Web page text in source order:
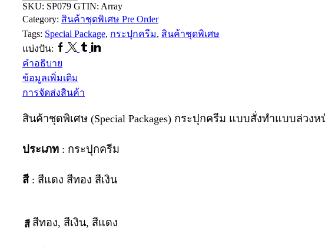
ชุด
พิเศษ
Pre
Order
กระปุก
ครีม
SP079
ชิ้น
SKU: SP079 GTIN: Array
Category: สินค้าชุดพิเศษ Pre Order
Tags: Special Package, กระปุกครีม, สินค้าชุดพิเศษ
แบ่งปัน: Facebook
Twitter
TumblrLinkedin
คำอธิบาย
ข้อมูลเพิ่มเติม
การจัดส่งสินค้า
สินค้าชุดพิเศษ (Special Packages) กระปุกครีม แบบสั่งทำแบบล่ว
ประเภท : กระปุกครีม
สี: สีแดง สีทอง สีเงิน
สี สีทอง, สีเงิน, สีแดง